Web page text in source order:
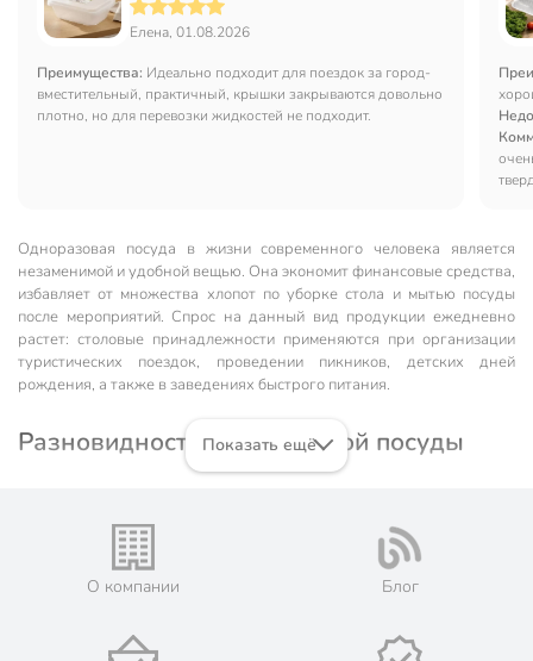
Елена, 01.08.2026
Преимущества: Идеально подходит для поездок за город-
вместительный, практичный, крышки закрываются довольно
плотно, но для перевозки жидкостей не подходит.
Одноразовая посуда в жизни современного человека является
незаменимой и удобной вещью. Она экономит финансовые средства,
избавляет от множества хлопот по уборке стола и мытью посуды
после мероприятий. Спрос на данный вид продукции ежедневно
растет: столовые принадлежности применяются при организации
туристических поездок, проведении пикников, детских дней
рождения, а также в заведениях быстрого питания.
Разновидности одноразовой посуды
Сегодня, помимо традиционных тарелок, производители
предлагают разнообразные по форме и назначению стаканчики,
контейнеры, салатники, ложки, вилки, ножи, чашки с ручками.
Показать ещё
О компании Блог